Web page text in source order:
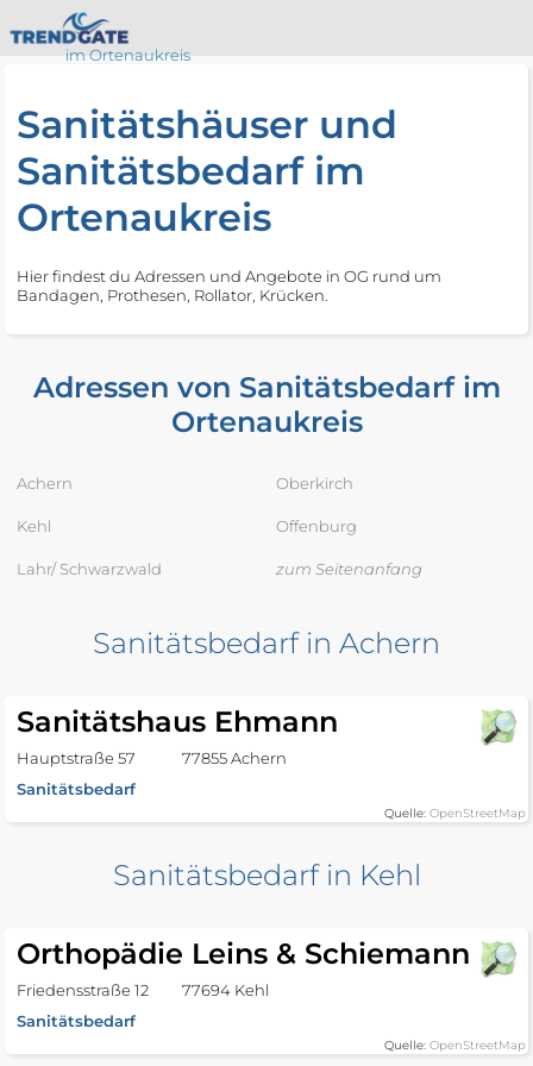
im Ortenaukreis
Sanitätshäuser und
Sanitätsbedarf im
Ortenaukreis
Hier findest du Adressen und Angebote in OG rund um
Bandagen, Prothesen, Rollator, Krücken.
Adressen von Sanitätsbedarf im
Ortenaukreis
Achern
Kehl
Lahr/ Schwarzwald
Oberkirch
Offenburg
zum Seitenanfang
Sanitätsbedarf in Achern
Sanitätshaus Ehmann
Hauptstraße 57
77855 Achern
Sanitätsbedarf
Quelle: OpenStreetMap
Sanitätsbedarf in Kehl
Orthopädie Leins & Schiemann
Friedensstraße 12
77694 Kehl
Sanitätsbedarf
Quelle: OpenStreetMap